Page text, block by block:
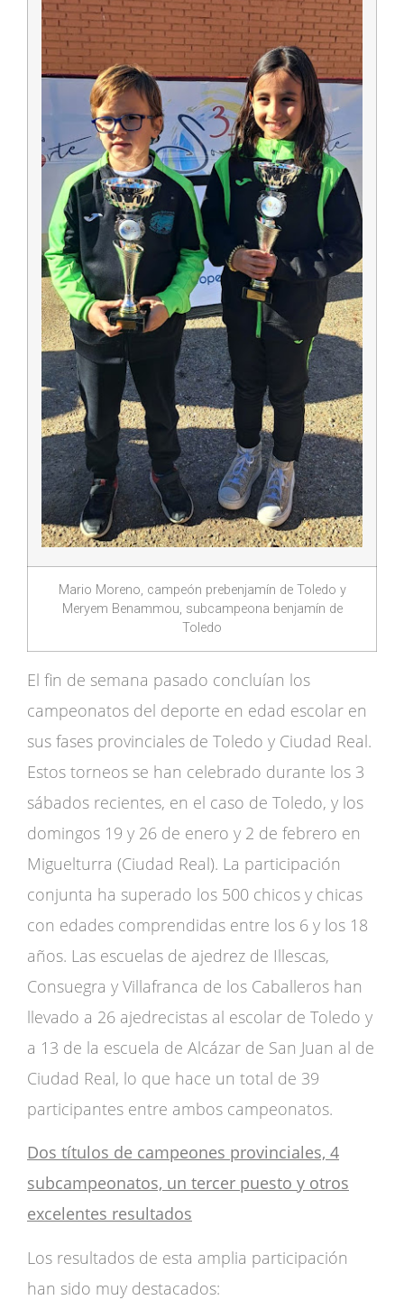
Mario Moreno, campeón prebenjamín de Toledo y
Meryem Benammou, subcampeona benjamín de
Toledo
El fin de semana pasado concluían los
campeonatos del deporte en edad escolar en
sus fases provinciales de Toledo y Ciudad Real.
Estos torneos se han celebrado durante los 3
sábados recientes, en el caso de Toledo, y los
domingos 19 y 26 de enero y 2 de febrero en
Miguelturra (Ciudad Real). La participación
conjunta ha superado los 500 chicos y chicas
con edades comprendidas entre los 6 y los 18
años. Las escuelas de ajedrez de Illescas,
Consuegra y Villafranca de los Caballeros han
llevado a 26 ajedrecistas al escolar de Toledo y
a 13 de la escuela de Alcázar de San Juan al de
Ciudad Real, lo que hace un total de 39
participantes entre ambos campeonatos.
Dos títulos de campeones provinciales, 4
subcampeonatos, un tercer puesto y otros
excelentes resultados
Los resultados de esta amplia participación
han sido muy destacados: